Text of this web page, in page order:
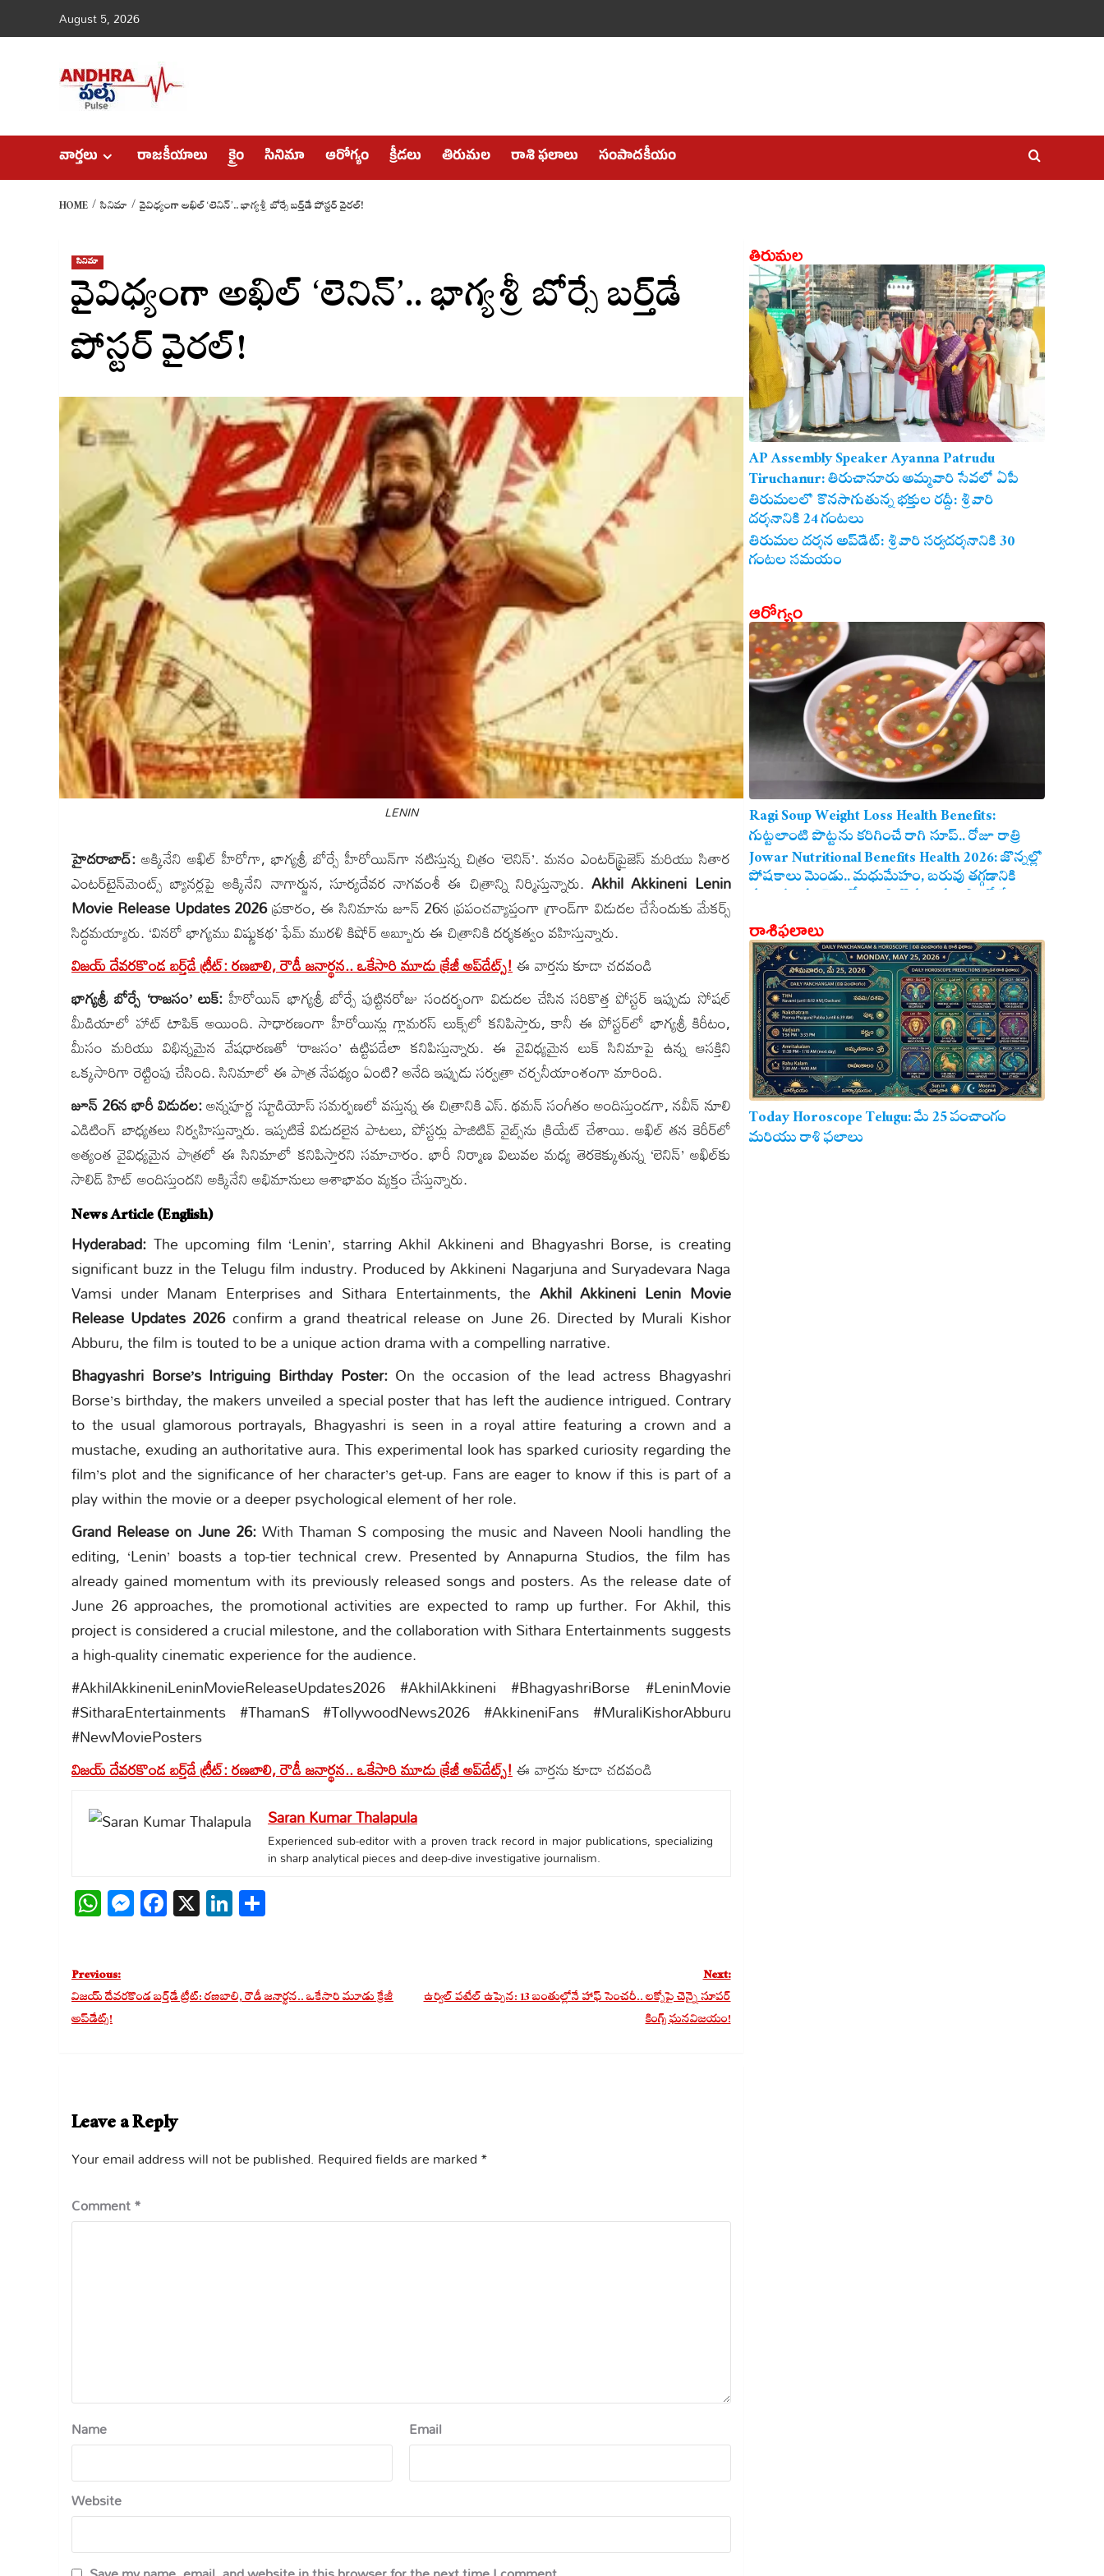
to
August 5, 2026
వార్తలు రాజకీయాలు క్రైం సినిమా ఆరోగ్యం క్రీడలు తిరుమల రాశి ఫలాలు సంపాదకీయం
HOME సినిమా వైవిధ్యంగా అఖిల్ ‘లెనిన్’.. భాగ్యశ్రీ బోర్సే బర్త్‌డే పోస్టర్ వైరల్!
సినిమా
వైవిధ్యంగా అఖిల్ ‘లెనిన్’.. భాగ్యశ్రీ బోర్సే బర్త్‌డే
పోస్టర్ వైరల్!
LENIN
హైదరాబాద్:అక్కినేని అఖిల్ హీరోగా, భాగ్యశ్రీ బోర్సే హీరోయిన్‌గా నటిస్తున్న చిత్రం ‘లెనిన్’. మనం ఎంటర్‌ప్రైజెస్ మరియు సితార
ఎంటర్‌టైన్‌మెంట్స్ బ్యానర్లపై అక్కినేని నాగార్జున, సూర్యదేవర నాగవంశీ ఈ చిత్రాన్ని నిర్మిస్తున్నారు.Akhil Akkineni Lenin
Movie Release Updates 2026ప్రకారం, ఈ సినిమాను జూన్ 26న ప్రపంచవ్యాప్తంగా గ్రాండ్‌గా విడుదల చేసేందుకు మేకర్స్
సిద్ధమయ్యారు. ‘వినరో భాగ్యము విష్ణుకథ’ ఫేమ్ మురళి కిషోర్ అబ్బూరు ఈ చిత్రానికి దర్శకత్వం వహిస్తున్నారు.
విజయ్ దేవరకొండ బర్త్‌డే ట్రీట్: రణబాలి, రౌడీ జనార్థన.. ఒకేసారి మూడు క్రేజీ అప్‌డేట్స్!ఈ వార్తను కూడా చదవండి
భాగ్యశ్రీ బోర్సే ‘రాజసం’ లుక్: హీరోయిన్ భాగ్యశ్రీ బోర్సే పుట్టినరోజు సందర్భంగా విడుదల చేసిన సరికొత్త పోస్టర్ ఇప్పుడు సోషల్
మీడియాలో హాట్ టాపిక్ అయింది. సాధారణంగా హీరోయిన్లు గ్లామరస్ లుక్స్‌లో కనిపిస్తారు, కానీ ఈ పోస్టర్‌లో భాగ్యశ్రీ కిరీటం,
మీసం మరియు విభిన్నమైన వేషధారణతో ‘రాజసం’ ఉట్టిపడేలా కనిపిస్తున్నారు. ఈ వైవిధ్యమైన లుక్ సినిమాపై ఉన్న ఆసక్తిని
ఒక్కసారిగా రెట్టింపు చేసింది. సినిమాలో ఈ పాత్ర నేపథ్యం ఏంటి? అనేది ఇప్పుడు సర్వత్రా చర్చనీయాంశంగా మారింది.
జూన్ 26న భారీ విడుదల:అన్నపూర్ణ స్టూడియోస్ సమర్పణలో వస్తున్న ఈ చిత్రానికి ఎస్. థమన్ సంగీతం అందిస్తుండగా, నవీన్ నూలి
ఎడిటింగ్ బాధ్యతలు నిర్వహిస్తున్నారు. ఇప్పటికే విడుదలైన పాటలు, పోస్టర్లు పాజిటివ్ వైబ్స్‌ను క్రియేట్ చేశాయి. అఖిల్ తన కెరీర్‌లో
అత్యంత వైవిధ్యమైన పాత్రలో ఈ సినిమాలో కనిపిస్తారని సమాచారం. భారీ నిర్మాణ విలువల మధ్య తెరకెక్కుతున్న ‘లెనిన్’ అఖిల్‌కు
సాలిడ్ హిట్ అందిస్తుందని అక్కినేని అభిమానులు ఆశాభావం వ్యక్తం చేస్తున్నారు.
News Article (English)
Hyderabad: The upcoming film ‘Lenin’, starring Akhil Akkineni and Bhagyashri Borse, is creating
significant buzz in the Telugu film industry. Produced by Akkineni Nagarjuna and Suryadevara Naga
Vamsi under Manam Enterprises and Sithara Entertainments, the Akhil Akkineni Lenin Movie
Release Updates 2026confirm a grand theatrical release on June 26. Directed by Murali Kishor
Abburu, the film is touted to be a unique action drama with a compelling narrative.
Bhagyashri Borse’s Intriguing Birthday Poster:On the occasion of the lead actress Bhagyashri
Borse’s birthday, the makers unveiled a special poster that has left the audience intrigued. Contrary
to the usual glamorous portrayals, Bhagyashri is seen in a royal attire featuring a crown and a
mustache, exuding an authoritative aura. This experimental look has sparked curiosity regarding the
film’s plot and the significance of her character’s get-up. Fans are eager to know if this is part of a
play within the movie or a deeper psychological element of her role.
Grand Release on June 26:With Thaman S composing the music and Naveen Nooli handling the
editing, ‘Lenin’ boasts a top-tier technical crew. Presented by Annapurna Studios, the film has
already gained momentum with its previously released songs and posters. As the release date of
June 26 approaches, the promotional activities are expected to ramp up further. For Akhil, this
project is considered a crucial milestone, and the collaboration with Sithara Entertainments suggests
a high-quality cinematic experience for the audience.
#AkhilAkkineniLeninMovieReleaseUpdates2026 #AkhilAkkineni #BhagyashriBorse #LeninMovie
#SitharaEntertainments #ThamanS #TollywoodNews2026 #AkkineniFans #MuraliKishorAbburu
#NewMoviePosters
విజయ్ దేవరకొండ బర్త్‌డే ట్రీట్: రణబాలి, రౌడీ జనార్థన.. ఒకేసారి మూడు క్రేజీ అప్‌డేట్స్!ఈ వార్తను కూడా చదవండి
Saran Kumar Thalapula
Experienced sub-editor with a proven track record in major publications, specializing
in sharp analytical pieces and deep-dive investigative journalism.
WhatsApp
Messenger
Facebook
X LinkedIn
Post
navigation
Previous:
విజయ్ దేవరకొండ బర్త్‌డే ట్రీట్: రణబాలి, రౌడీ జనార్థన.. ఒకేసారి మూడు క్రేజీ
అప్‌డేట్స్!
Next:
ఉర్విల్ పటేల్ ఉప్పెన: 13 బంతుల్లోనే హాఫ్ సెంచరీ.. లక్నోపై చెన్నై సూపర్
కింగ్స్ ఘనవిజయం!
Leave a Reply
Your email address will not be published. Required fields are marked*
Comment*
Name Email
Website
తిరుమల
AP Assembly Speaker Ayanna Patrudu
Tiruchanur: తిరుచానూరు అమ్మవారి సేవలో ఏపీ
అసెంబ్లీ స్పీకర్.. కుటుంబ సమేతంగా దర్శించుకున్న
అయ్యన్నపాత్రుడు!
తిరుమలలో కొనసాగుతున్న భక్తుల రద్దీ: శ్రీవారి
దర్శనానికి 24 గంటలు
తిరుమల దర్శన అప్‌డేట్: శ్రీవారి సర్వదర్శనానికి 30
గంటల సమయం
ఆరోగ్యం
Ragi Soup Weight Loss Health Benefits:
గుట్టలాంటి పొట్టను కరిగించే రాగి సూప్.. రోజూ రాత్రి
తాగితే బరువు తగ్గడం ఖాయం!
Jowar Nutritional Benefits Health 2026: జొన్నల్లో
పోషకాలు మెండు.. మధుమేహం, బరువు తగ్గడానికి
మరియు గుండె ఆరోగ్యానికి జొన్న అన్నం ఎంతో మేలు!
రాశిఫలాలు
Today Horoscope Telugu: మే 25 పంచాంగం
మరియు రాశి ఫలాలు